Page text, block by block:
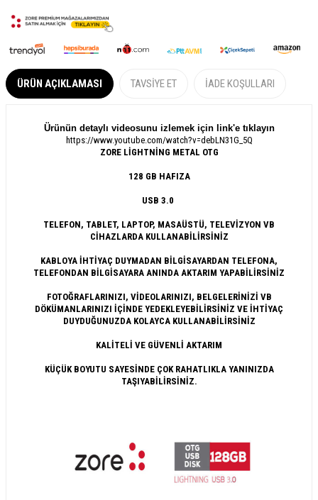
ÜRÜN AÇIKLAMASI TAVSIYE ET İADE KOŞULLARI
Ürünün detaylı videosunu izlemek için link'e tıklayın
https://www.youtube.com/watch?v=debLN31G_5Q
ZORE LİGHTNİNG METAL OTG
128 GB HAFIZA
USB 3.0
TELEFON, TABLET, LAPTOP, MASAÜSTÜ, TELEVİZYON VB
CİHAZLARDA KULLANABİLİRSİNİZ
KABLOYA İHTİYAÇ DUYMADAN BİLGİSAYARDAN TELEFONA,
TELEFONDAN BİLGİSAYARA ANINDA AKTARIM YAPABİLİRSİNİZ
FOTOĞRAFLARINIZI, VİDEOLARINIZI, BELGELERİNİZİ VB
DÖKÜMANLARINIZI İÇİNDE YEDEKLEYEBİLİRSİNİZ VE İHTİYAÇ
DUYDUĞUNUZDA KOLAYCA KULLANABİLİRSİNİZ
KALİTELİ VE GÜVENLİ AKTARIM
KÜÇÜK BOYUTU SAYESİNDE ÇOK RAHATLIKLA YANINIZDA
TAŞIYABİLİRSİNİZ.